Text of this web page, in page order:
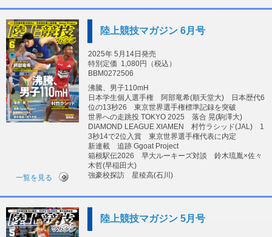
陸上競技マガジン 6月号
2025年 5月14日発売
特別定価 1,080円（税込）
BBM0272506
沸騰、男子110mH
日本学生個人選手権 阿部竜希(順天堂大) 日本歴代6
位の13秒26 東京世界選手権標準記録を突破
世界への走跳投 TOKYO 2025 落合 晃(駒澤大)
DIAMOND LEAGUE XIAMEN 村竹ラシッド(JAL) 1
3秒14で2位入賞 東京世界選手権代表に内定
新連載 追跡 Ggoat Project
箱根駅伝2026 早大ルーキーズ対談 鈴木琉胤×佐々
木哲(早稲田大)
強豪校探訪 星稜高(石川)
一覧を見る
陸上競技マガジン 5月号